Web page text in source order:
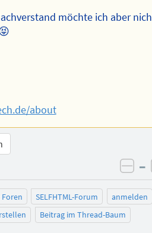
möchte ich aber
about
–
SELFHTML-Forum
anmelden
Beitrag im Thread-Baum